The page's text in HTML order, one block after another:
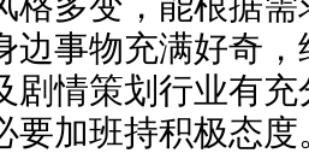
边事物充满好奇
剧情策划行业有
要加班持积极态度